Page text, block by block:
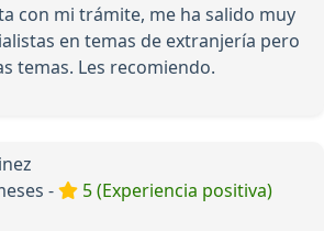
con mi trámite, me ha salido muy
en temas de extranjería pero
temas. Les recomiendo.
-
5 (Experiencia positiva)